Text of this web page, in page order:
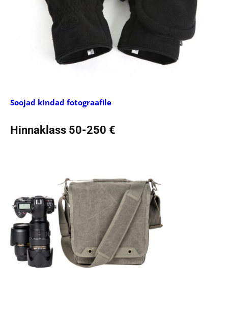
Soojad kindad fotograafile
Hinnaklass 50-250 €